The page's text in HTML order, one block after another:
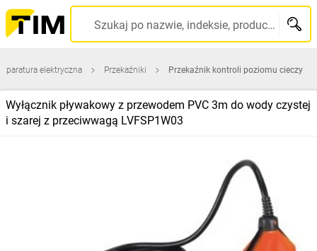
Szukaj po nazwie, indeksie, producencie, kodzie kreskowym...
Aparatura elektryczna Przekaźniki Przekaźnik kontroli poziomu cieczy
Wyłącznik pływakowy z przewodem PVC 3m do wody czystej
i szarej z przeciwwagą LVFSP1W03